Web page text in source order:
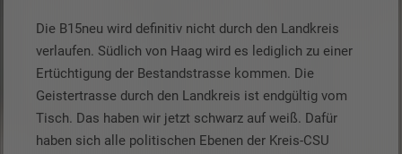
Die B15neu wird definitiv nicht durch den Landkreis
verlaufen. Südlich von Haag wird es lediglich zu einer
Ertüchtigung der Bestandstrasse kommen. Die
Geistertrasse durch den Landkreis ist endgültig vom
Tisch. Das haben wir jetzt schwarz auf weiß. Dafür
haben sich alle politischen Ebenen der Kreis-CSU